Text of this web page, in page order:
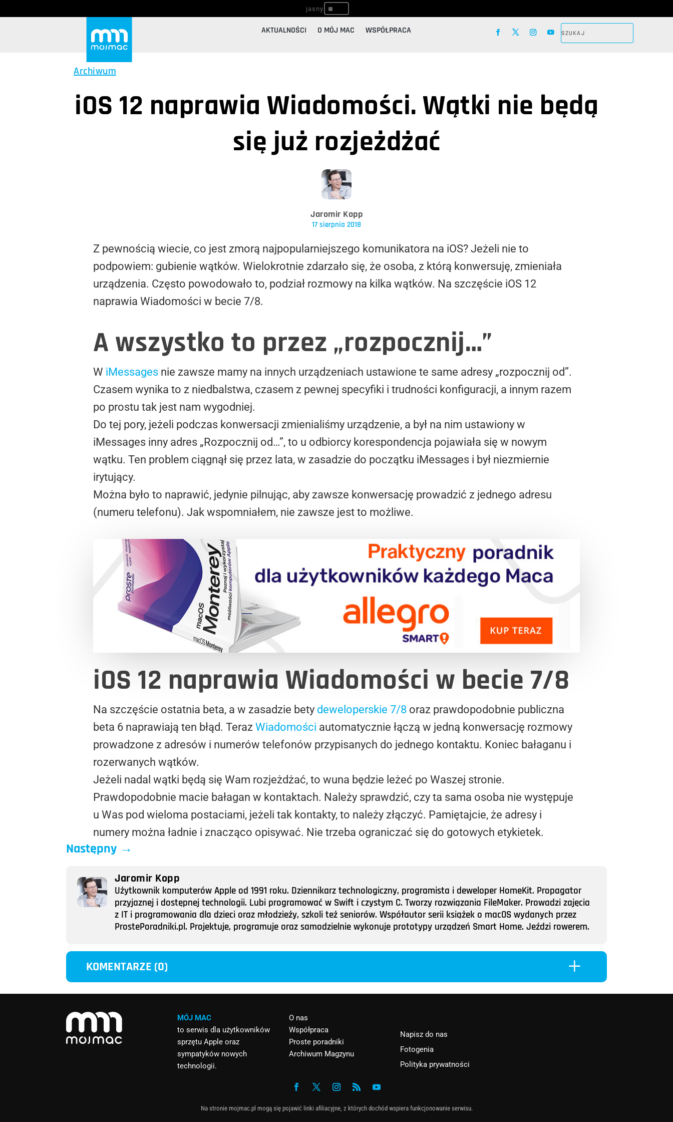
^
AKTUALNOŚCI O MÓJ MAC WSPÓŁPRACA
Archiwum
iOS 12 naprawia Wiadomości. Wątki nie będą
się już rozjeżdżać
Jaromir Kopp
17 sierpnia 2018
Z pewnością wiecie, co jest zmorą najpopularniejszego komunikatora na iOS? Jeżeli nie to
podpowiem: gubienie wątków. Wielokrotnie zdarzało się, że osoba, z którą konwersuję, zmieniała
urządzenia. Często powodowało to, podział rozmowy na kilka wątków. Na szczęście iOS 12
naprawia Wiadomości w becie 7/8.
A wszystko to przez „rozpocznij…”
W iMessages nie zawsze mamy na innych urządzeniach ustawione te same adresy „rozpocznij od”.
Czasem wynika to z niedbalstwa, czasem z pewnej specyfiki i trudności konfiguracji, a innym razem
po prostu tak jest nam wygodniej.
Do tej pory, jeżeli podczas konwersacji zmienialiśmy urządzenie, a był na nim ustawiony w
iMessages inny adres „Rozpocznij od…”, to u odbiorcy korespondencja pojawiała się w nowym
wątku. Ten problem ciągnął się przez lata, w zasadzie do początku iMessages i był niezmiernie
irytujący.
Można było to naprawić, jedynie pilnując, aby zawsze konwersację prowadzić z jednego adresu
(numeru telefonu). Jak wspomniałem, nie zawsze jest to możliwe.
iOS 12 naprawia Wiadomości w becie 7/8
Na szczęście ostatnia beta, a w zasadzie bety deweloperskie 7/8 oraz prawdopodobnie publiczna
beta 6 naprawiają ten błąd. Teraz Wiadomości automatycznie łączą w jedną konwersację rozmowy
prowadzone z adresów i numerów telefonów przypisanych do jednego kontaktu. Koniec bałaganu i
rozerwanych wątków.
Jeżeli nadal wątki będą się Wam rozjeżdżać, to wuna będzie leżeć po Waszej stronie.
Prawdopodobnie macie bałagan w kontaktach. Należy sprawdzić, czy ta sama osoba nie występuje
u Was pod wieloma postaciami, jeżeli tak kontakty, to należy złączyć. Pamiętajcie, że adresy i
numery można ładnie i znacząco opisywać. Nie trzeba ograniczać się do gotowych etykietek.
Następny →
Jaromir Kopp
Użytkownik komputerów Apple od 1991 roku. Dziennikarz technologiczny, programista i deweloper HomeKit. Propagator
przyjaznej i dostępnej technologii. Lubi programować w Swift i czystym C. Tworzy rozwiązania FileMaker. Prowadzi zajęcia
z IT i programowania dla dzieci oraz młodzieży, szkoli też seniorów. Współautor serii książek o macOS wydanych przez
ProstePoradniki.pl. Projektuje, programuje oraz samodzielnie wykonuje prototypy urządzeń Smart Home. Jeździ rowerem.
KOMENTARZE (0) L
MÓJ MAC
to serwis dla użytkowników
sprzętu Apple oraz
sympatyków nowych
technologii.
O nas
Współpraca
Proste poradniki
Archiwum Magzynu
Napisz do nas
Fotogenia
Polityka prywatności
Na stronie mojmac.pl mogą się pojawić linki afiliacyjne, z których dochód wspiera funkcjonowanie serwisu.